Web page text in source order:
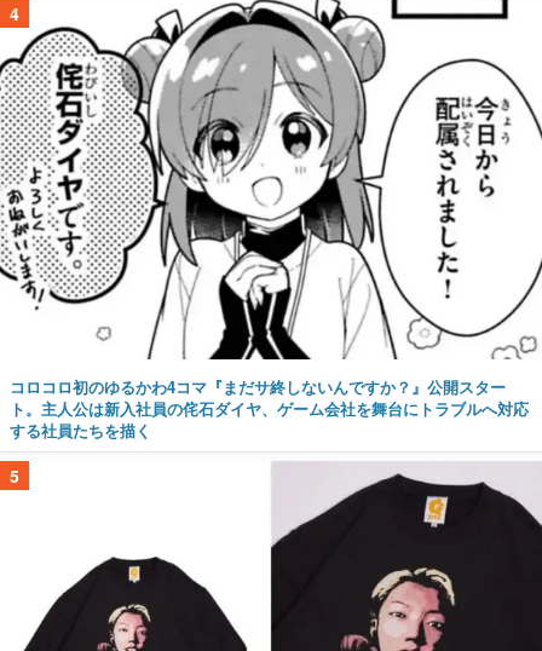
4
コロコロ初のゆるかわ4コマ『まだサ終しないんですか？』公開スター
ト。主人公は新入社員の侘石ダイヤ、ゲーム会社を舞台にトラブルへ対応
する社員たちを描く
5